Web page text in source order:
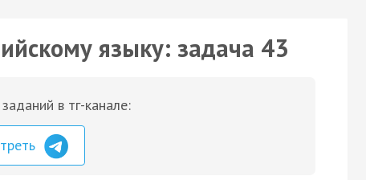
языку: задача 43
в тг-канале: